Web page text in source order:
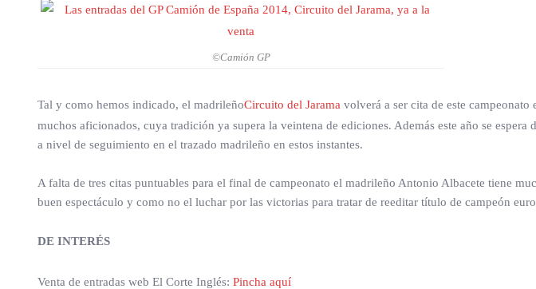
©Camión GP
Tal y como hemos indicado, el madrileñoCircuito del Jarama volverá a ser cita de este campeonato
muchos aficionados, cuya tradición ya supera la veintena de ediciones. Además este año se
a nivel de seguimiento en el trazado madrileño en estos instantes.
A falta de tres citas puntuables para el final de campeonato el madrileño Antonio Albacete tiene
buen espectáculo y como no el luchar por las victorias para tratar de reeditar título de campeón
DE INTERÉS
Venta de entradas web El Corte Inglés: Pincha aquí